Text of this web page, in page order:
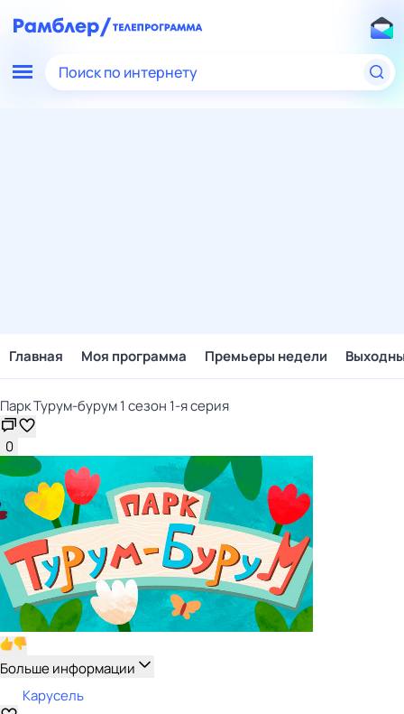
Поиск по интернету
Главная Моя программа Премьеры недели
Парк Турум-бурум 1 сезон 1-я серия
0
Больше информации
Карусель